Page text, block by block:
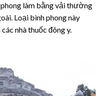
làm bằng vải thường
Loại bình phong này
nhà thuốc đông y.